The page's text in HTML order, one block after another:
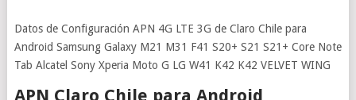
Datos de Configuración APN 4G LTE 3G de Claro Chile para
Android Samsung Galaxy M21 M31 F41 S20+ S21 S21+ Core Note
Tab Alcatel Sony Xperia Moto G LG W41 K42 K42 VELVET WING
APN Claro Chile para Android